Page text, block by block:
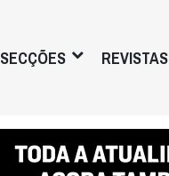
SECÇÕES REVISTAS